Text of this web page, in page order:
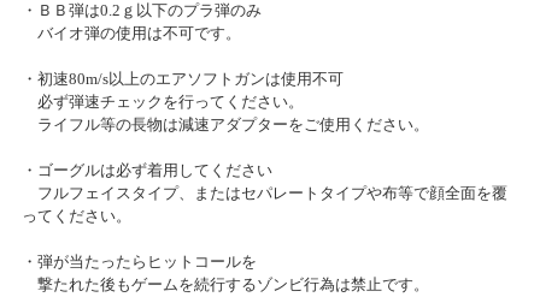
2015/08/28
夏のニコニコ感謝祭 当選者発表！！
2024/01/01(月)～2024/01/08(月)
カテゴリ：セール
4ｏｎ4ＢＡＴＴＬＥ～ＴａｍＴａｍステージ札幌～Vol.2
カテゴリ：ミリタリー
2023年末セール開催のお知らせ
2023/11/23(木)～2023/12/31(日)
カテゴリ：セール
・ＢＢ弾は0.2ｇ以下のプラ弾のみ
バイオ弾の使用は不可です。
・初速80m/s以上のエアソフトガンは使用不可
必ず弾速チェックを行ってください。
ライフル等の長物は減速アダプターをご使用ください。
・ゴーグルは必ず着用してください
フルフェイスタイプ、またはセパレートタイプや布等で顔全面を覆
ってください。
・弾が当たったらヒットコールを
撃たれた後もゲームを続行するゾンビ行為は禁止です。